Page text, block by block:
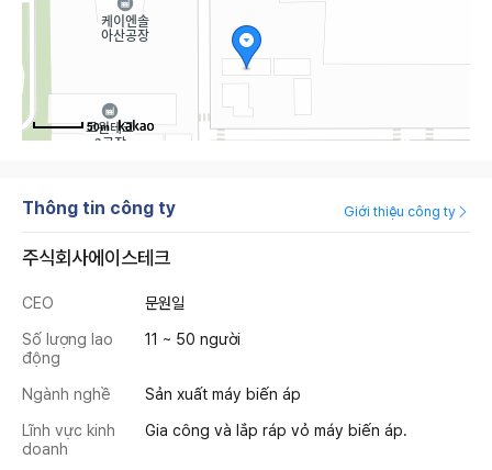
50m
Thông tin công ty Giới thiệu công ty
주식회사에이스테크
CEO
문원일
Số lượng lao
động
11 ~ 50 người
Ngành nghề
Sản xuất máy biến áp
Lĩnh vực kinh
doanh
Gia công và lắp ráp vỏ máy biến áp.